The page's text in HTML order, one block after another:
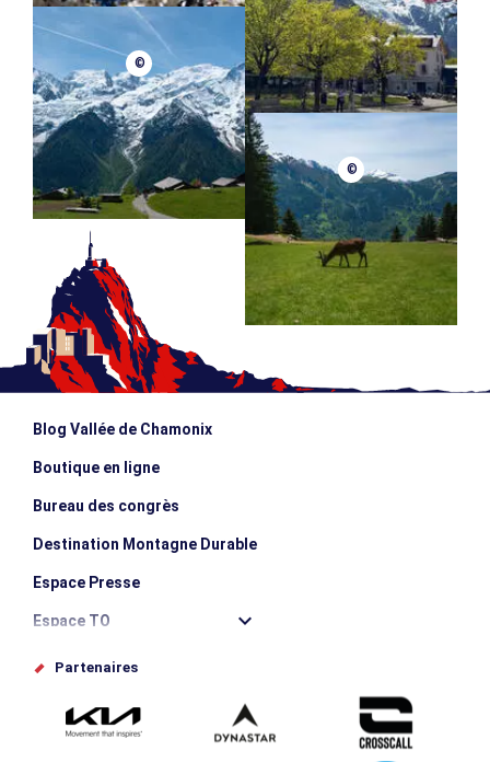
©
©
Blog Vallée de Chamonix
Boutique en ligne
Bureau des congrès
Destination Montagne Durable
Espace Presse
Espace TO
Offices de tourisme
Proposez votre évènement
Partenaires